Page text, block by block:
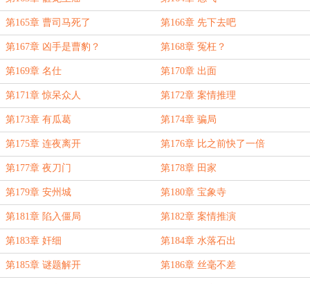
第165章 曹司马死了 第166章 先下去吧
第167章 凶手是曹豹？ 第168章 冤枉？
第169章 名仕 第170章 出面
第171章 惊呆众人 第172章 案情推理
第173章 有瓜葛 第174章 骗局
第175章 连夜离开 第176章 比之前快了一倍
第177章 夜刀门 第178章 田家
第179章 安州城 第180章 宝象寺
第181章 陷入僵局 第182章 案情推演
第183章 奸细 第184章 水落石出
第185章 谜题解开 第186章 丝毫不差